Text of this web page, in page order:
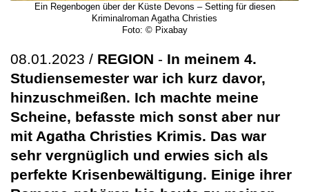
Ein Regenbogen über der Küste Devons – Setting für diesen
Kriminalroman Agatha Christies
Foto: © Pixabay
08.01.2023 / REGION - In meinem 4.
Studiensemester war ich kurz davor,
hinzuschmeißen. Ich machte meine
Scheine, befasste mich sonst aber nur
mit Agatha Christies Krimis. Das war
sehr vergnüglich und erwies sich als
perfekte Krisenbewältigung. Einige ihrer